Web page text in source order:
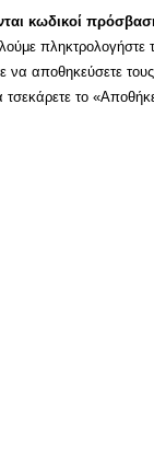
κωδικοί
πληκτρολογήστε
να αποθηκεύσετε
τσεκάρετε το